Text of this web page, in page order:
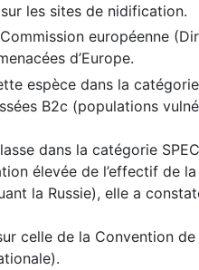
les sites de nidification.
européenne
d’Europe.
espèce dans la
B2c (populations
dans la catégorie
élevée de l’effectif de
la Russie), elle a
celle de la Convention